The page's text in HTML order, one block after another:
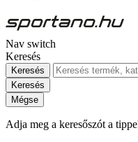
Nav switch
Keresés
Keresés
Keresés
Mégse
Adja meg a keresőszót a